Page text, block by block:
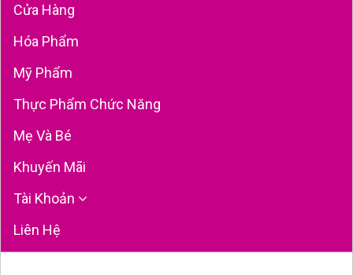
Cửa Hàng
Hóa Phẩm
Mỹ Phẩm
Thực Phẩm Chức Năng
Mẹ Và Bé
Khuyến Mãi
Tài Khoản
Liên Hệ